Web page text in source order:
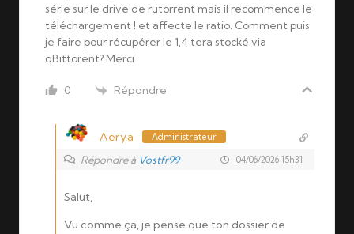
série sur le drive de rutorrent mais il recommence le
téléchargement ! et affecte le ratio. Comment puis
je faire pour récupérer le 1,4 tera stocké via
qBittorent? Merci
0 Répondre
Aerya Administrateur
Répondre à Vostfr99 04/06/2026 15h31
Salut,
Vu comme ça, je pense que ton dossier de